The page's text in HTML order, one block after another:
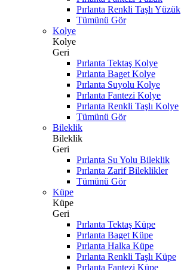
Pırlanta Renkli Taşlı Yüzük
Tümünü Gör
Kolye
Kolye
Geri
Pırlanta Tektaş Kolye
Pırlanta Baget Kolye
Pırlanta Suyolu Kolye
Pırlanta Fantezi Kolye
Pırlanta Renkli Taşlı Kolye
Tümünü Gör
Bileklik
Bileklik
Geri
Pırlanta Su Yolu Bileklik
Pırlanta Zarif Bileklikler
Tümünü Gör
Küpe
Küpe
Geri
Pırlanta Tektaş Küpe
Pırlanta Baget Küpe
Pırlanta Halka Küpe
Pırlanta Renkli Taşlı Küpe
Pırlanta Fantezi Küpe